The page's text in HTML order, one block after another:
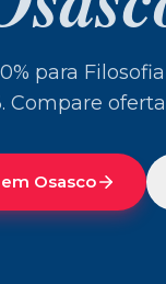
para Filosofia
Compare
Osasco